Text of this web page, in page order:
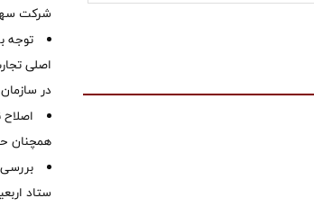
شرکت
توجه
اصلی
در
همچنان
ستاد